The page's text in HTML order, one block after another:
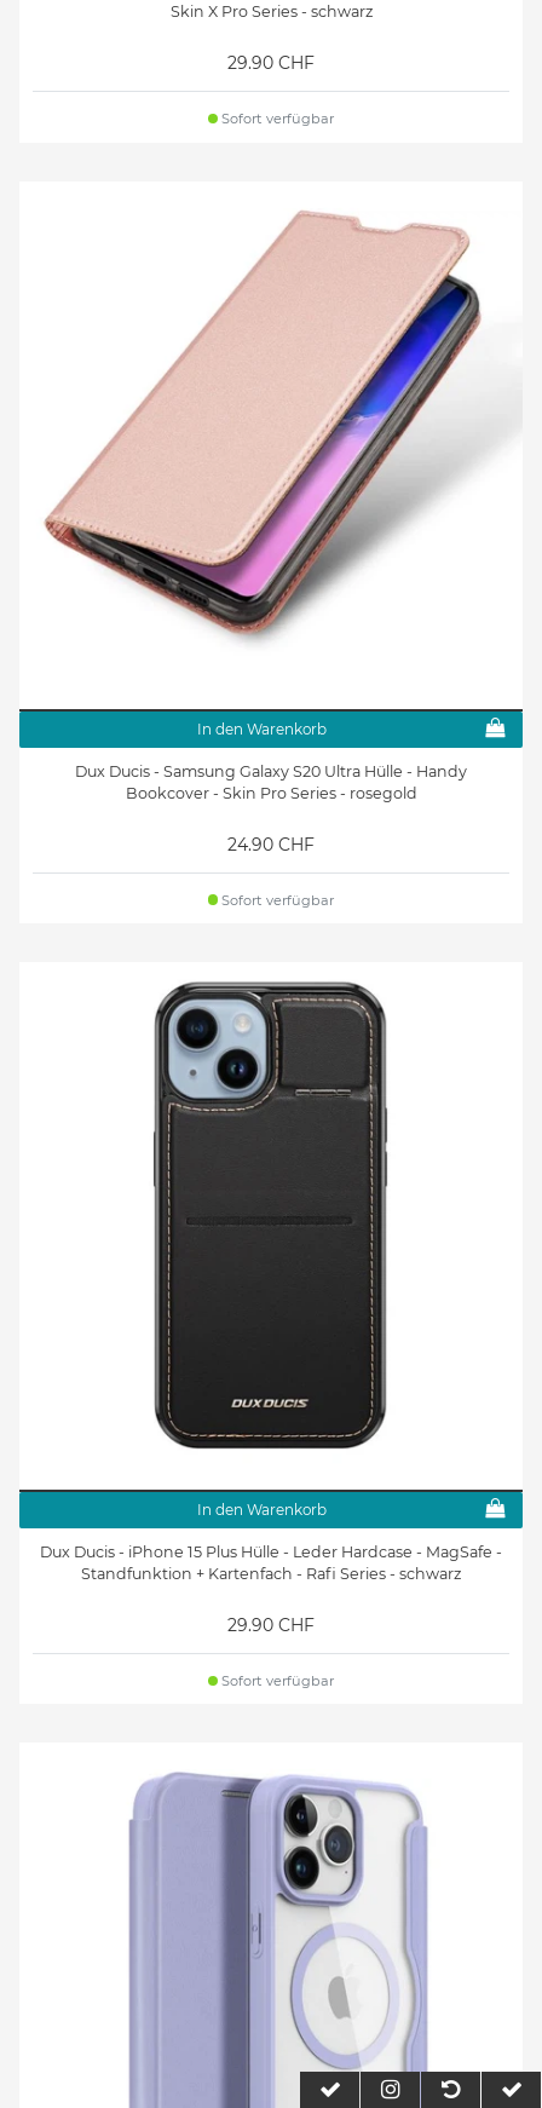
Skin X Pro Series - schwarz
29.90 CHF
Sofort verfügbar
In den Warenkorb
Dux Ducis - Samsung Galaxy S20 Ultra Hülle - Handy
Bookcover - Skin Pro Series - rosegold
24.90 CHF
Sofort verfügbar
In den Warenkorb
Dux Ducis - iPhone 15 Plus Hülle - Leder Hardcase - MagSafe -
Standfunktion + Kartenfach - Rafi Series - schwarz
29.90 CHF
Sofort verfügbar